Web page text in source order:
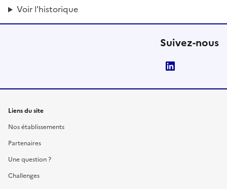
Voir l'historique
Suivez-nous
Liens du site
Nos établissements
Partenaires
Une question ?
Challenges